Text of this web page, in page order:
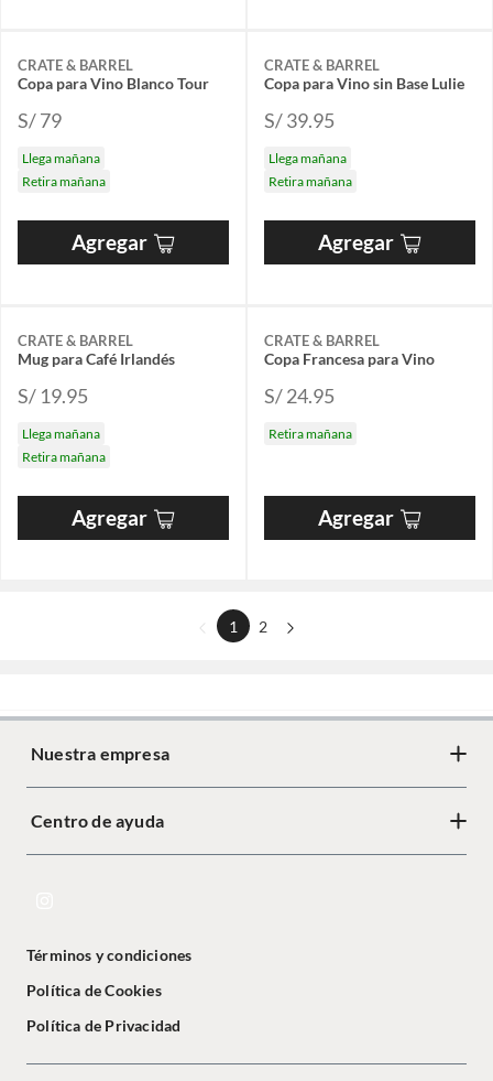
CRATE & BARREL
Copa para Vino Blanco Tour
S/ 79
Llega mañana
Retira mañana
Agregar
CRATE & BARREL
Copa para Vino sin Base Lulie
S/ 39.95
Llega mañana
Retira mañana
Agregar
CRATE & BARREL
Mug para Café Irlandés
S/ 19.95
Llega mañana
Retira mañana
Agregar
CRATE & BARREL
Copa Francesa para Vino
S/ 24.95
Retira mañana
Agregar
1 2
Nuestra empresa
Centro de ayuda
Términos y condiciones
Política de Cookies
Política de Privacidad